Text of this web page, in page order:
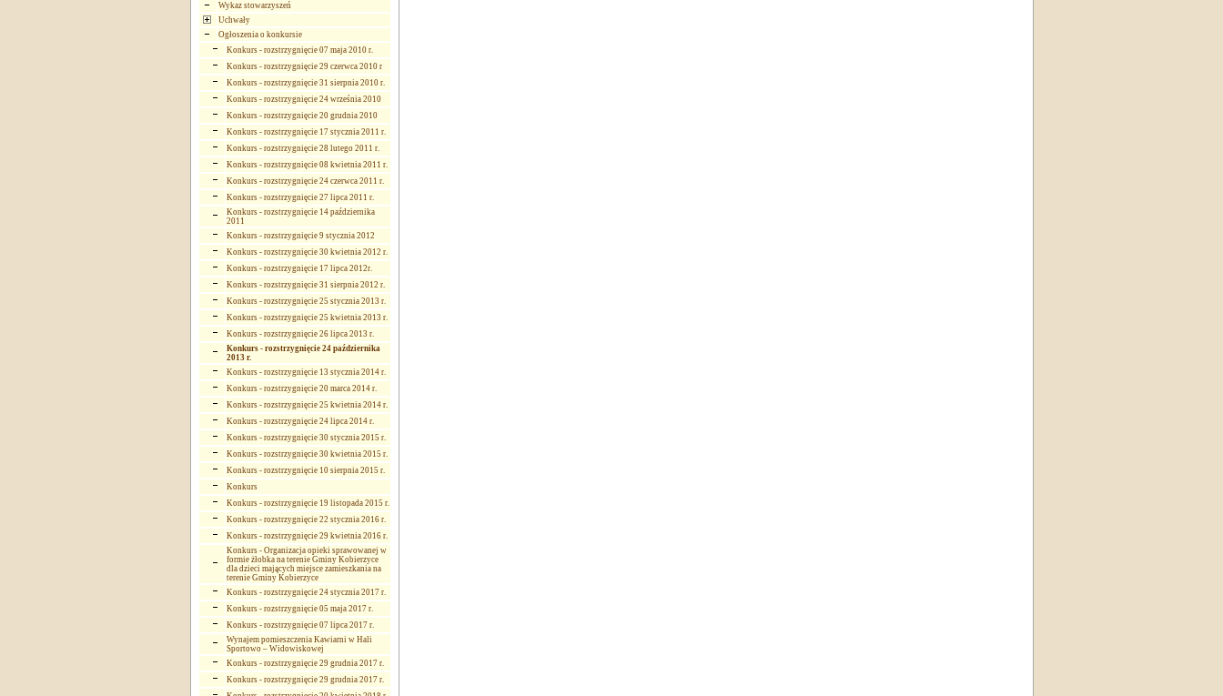
Wykaz stowarzyszeń
Uchwały
Ogłoszenia o konkursie
Konkurs - rozstrzygnięcie 07 maja 2010 r.
Konkurs - rozstrzygnięcie 29 czerwca 2010 r
Konkurs - rozstrzygnięcie 31 sierpnia 2010 r.
Konkurs - rozstrzygnięcie 24 września 2010
Konkurs - rozstrzygnięcie 20 grudnia 2010
Konkurs - rozstrzygnięcie 17 stycznia 2011 r.
Konkurs - rozstrzygnięcie 28 lutego 2011 r.
Konkurs - rozstrzygnięcie 08 kwietnia 2011 r.
Konkurs - rozstrzygnięcie 24 czerwca 2011 r.
Konkurs - rozstrzygnięcie 27 lipca 2011 r.
Konkurs - rozstrzygnięcie 14 października
2011
Konkurs - rozstrzygnięcie 9 stycznia 2012
Konkurs - rozstrzygnięcie 30 kwietnia 2012 r.
Konkurs - rozstrzygnięcie 17 lipca 2012r.
Konkurs - rozstrzygnięcie 31 sierpnia 2012 r.
Konkurs - rozstrzygnięcie 25 stycznia 2013 r.
Konkurs - rozstrzygnięcie 25 kwietnia 2013 r.
Konkurs - rozstrzygnięcie 26 lipca 2013 r.
Konkurs - rozstrzygnięcie 24 października
2013 r.
Konkurs - rozstrzygnięcie 13 stycznia 2014 r.
Konkurs - rozstrzygnięcie 20 marca 2014 r.
Konkurs - rozstrzygnięcie 25 kwietnia 2014 r.
Konkurs - rozstrzygnięcie 24 lipca 2014 r.
Konkurs - rozstrzygnięcie 30 stycznia 2015 r.
Konkurs - rozstrzygnięcie 30 kwietnia 2015 r.
Konkurs - rozstrzygnięcie 10 sierpnia 2015 r.
Konkurs
Konkurs - rozstrzygnięcie 19 listopada 2015 r.
Konkurs - rozstrzygnięcie 22 stycznia 2016 r.
Konkurs - rozstrzygnięcie 29 kwietnia 2016 r.
Konkurs - Organizacja opieki sprawowanej w
formie żłobka na terenie Gminy Kobierzyce
dla dzieci mających miejsce zamieszkania na
terenie Gminy Kobierzyce
Konkurs - rozstrzygnięcie 24 stycznia 2017 r.
Konkurs - rozstrzygnięcie 05 maja 2017 r.
Konkurs - rozstrzygnięcie 07 lipca 2017 r.
Wynajem pomieszczenia Kawiarni w Hali
Sportowo – Widowiskowej
Konkurs - rozstrzygnięcie 29 grudnia 2017 r.
Konkurs - rozstrzygnięcie 29 grudnia 2017 r.